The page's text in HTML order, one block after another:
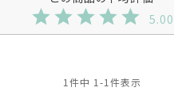
5.00
1件中 1 -1 件表示